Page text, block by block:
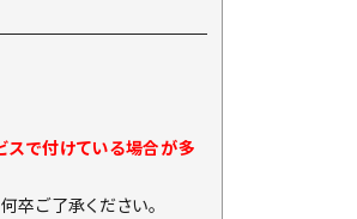
で付けている場合が多
何卒ご了承ください。